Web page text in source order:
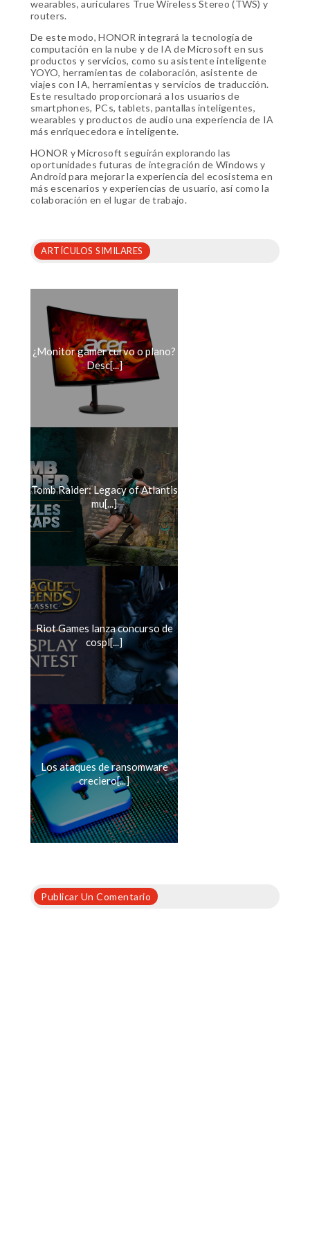
wearables, auriculares True Wireless Stereo (TWS) y
routers.
De este modo, HONOR integrará la tecnología de
computación en la nube y de IA de Microsoft en sus
productos y servicios, como su asistente inteligente
YOYO, herramientas de colaboración, asistente de
viajes con IA, herramientas y servicios de traducción.
Este resultado proporcionará a los usuarios de
smartphones, PCs, tablets, pantallas inteligentes,
wearables y productos de audio una experiencia de IA
más enriquecedora e inteligente.
HONOR y Microsoft seguirán explorando las
oportunidades futuras de integración de Windows y
Android para mejorar la experiencia del ecosistema en
más escenarios y experiencias de usuario, así como la
colaboración en el lugar de trabajo.
ARTÍCULOS SIMILARES
¿Monitor gamer curvo o plano?
Desc[...]
Tomb Raider: Legacy of Atlantis
mu[...]
Riot Games lanza concurso de
cospl[...]
Los ataques de ransomware
creciero[...]
Publicar Un Comentario